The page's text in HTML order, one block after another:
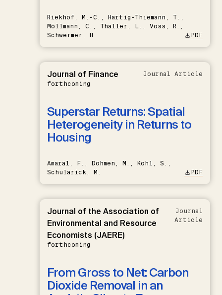
Riekhof, M.-C., Hartig-Thiemann, T.,
Möllmann, C., Thaller, L., Voss, R.,
Schwermer, H.
PDF
Journal of Finance
forthcoming
Journal Article
Superstar Returns: Spatial
Heterogeneity in Returns to
Housing
Amaral, F., Dohmen, M., Kohl, S.,
Schularick, M.
PDF
Journal of the Association of
Environmental and Resource
Economists (JAERE)
forthcoming
Journal
Article
From Gross to Net: Carbon
Dioxide Removal in an